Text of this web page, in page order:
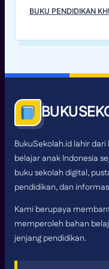
BUKU PENDIDIKAN
BukuSekolah.id lahir
belajar anak Indonesia
buku sekolah digital,
pendidikan, dan
Kami berupaya
memperoleh bahan
jenjang pendidikan.